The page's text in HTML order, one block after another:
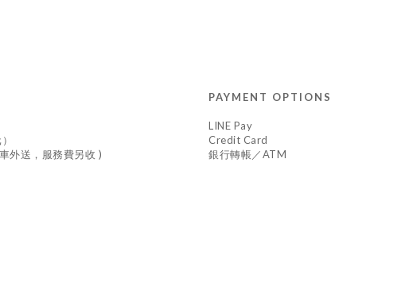
外送，服務費另收 )
PAYMENT OPTIONS
LINE Pay
Credit Card
銀行轉帳／ATM